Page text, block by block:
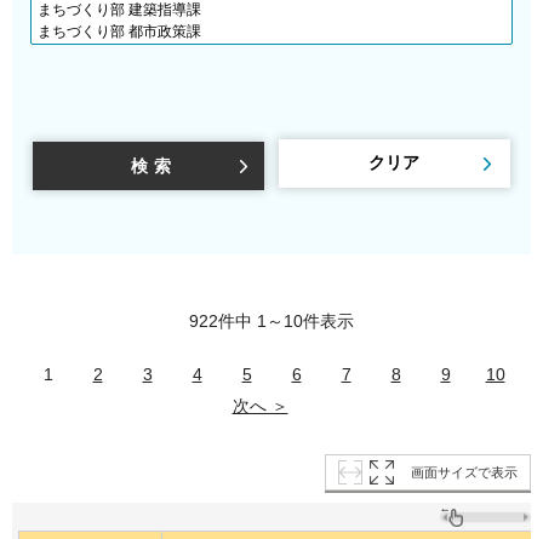
922件中 1～10件表示
1 2 3 4 5 6 7 8 9
10
次へ ＞
画面サイズで表示